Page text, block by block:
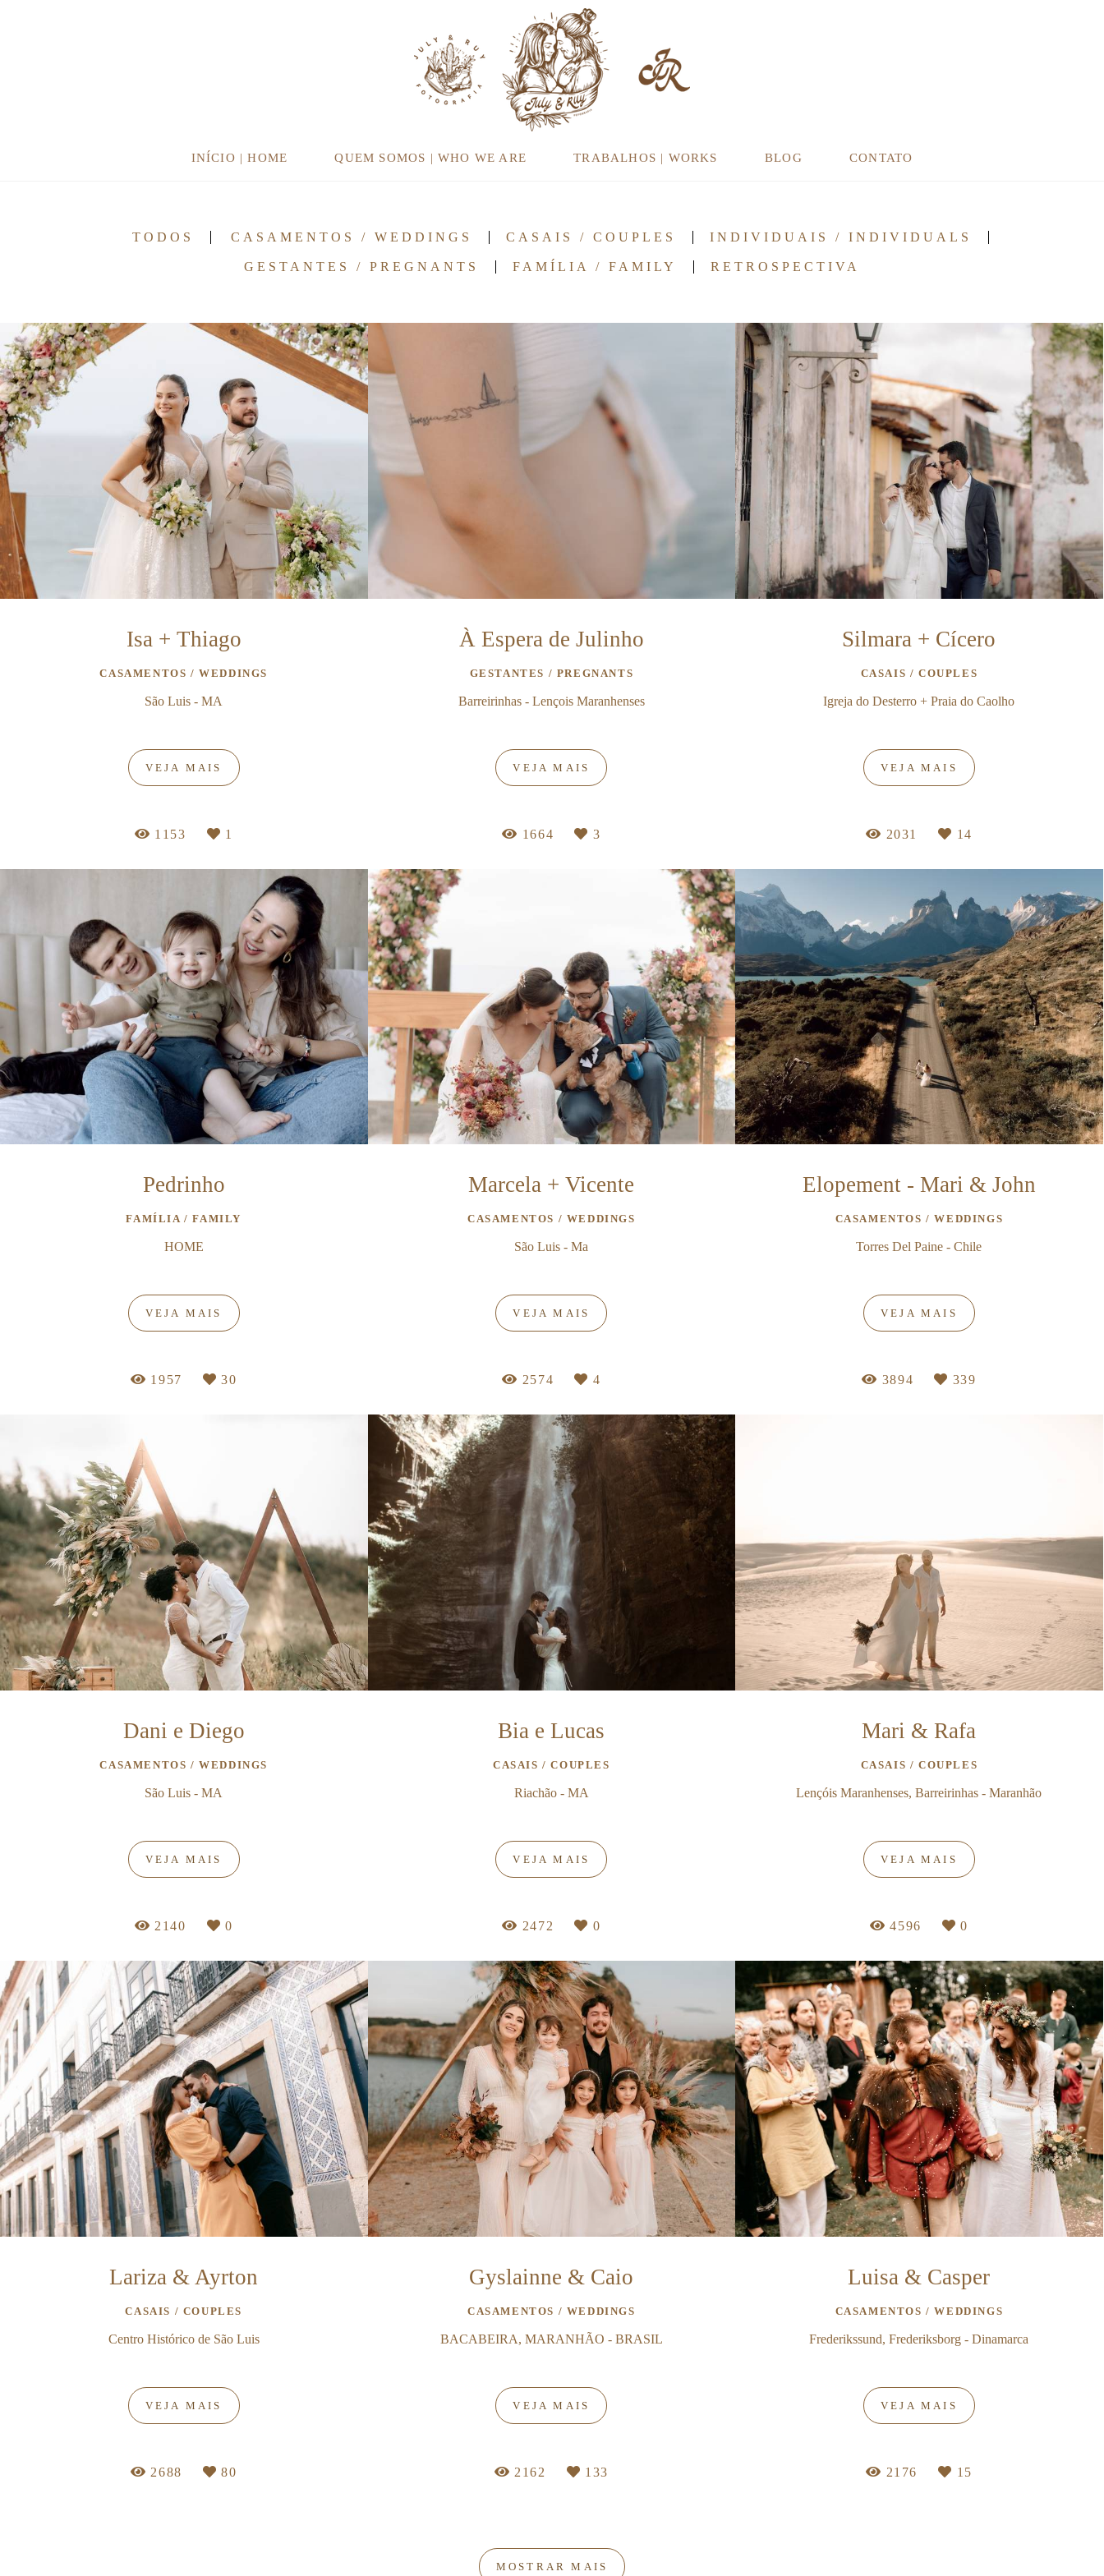
INÍCIO | HOME QUEM SOMOS | WHO WE ARE TRABALHOS | WORKS BLOG CONTATO
TODOS CASAMENTOS / WEDDINGS CASAIS / COUPLES INDIVIDUAIS / INDIVIDUALS
GESTANTES / PREGNANTS FAMÍLIA / FAMILY RETROSPECTIVA
Isa + Thiago
CASAMENTOS / WEDDINGS
São Luis - MA
VEJA MAIS
1153 1
À Espera de Julinho
GESTANTES / PREGNANTS
Barreirinhas - Lençois Maranhenses
VEJA MAIS
1664 3
Silmara + Cícero
CASAIS / COUPLES
Igreja do Desterro + Praia do Caolho
VEJA MAIS
2031 14
Pedrinho
FAMÍLIA / FAMILY
HOME
VEJA MAIS
1957 30
Marcela + Vicente
CASAMENTOS / WEDDINGS
São Luis - Ma
VEJA MAIS
2574 4
Elopement - Mari & John
CASAMENTOS / WEDDINGS
Torres Del Paine - Chile
VEJA MAIS
3894 339
Dani e Diego
CASAMENTOS / WEDDINGS
São Luis - MA
VEJA MAIS
2140 0
Bia e Lucas
CASAIS / COUPLES
Riachão - MA
VEJA MAIS
2472 0
Mari & Rafa
CASAIS / COUPLES
Lençóis Maranhenses, Barreirinhas - Maranhão
VEJA MAIS
4596 0
Lariza & Ayrton
CASAIS / COUPLES
Centro Histórico de São Luis
VEJA MAIS
2688 80
Gyslainne & Caio
CASAMENTOS / WEDDINGS
BACABEIRA, MARANHÃO - BRASIL
VEJA MAIS
2162 133
Luisa & Casper
CASAMENTOS / WEDDINGS
Frederikssund, Frederiksborg - Dinamarca
VEJA MAIS
2176 15
MOSTRAR MAIS